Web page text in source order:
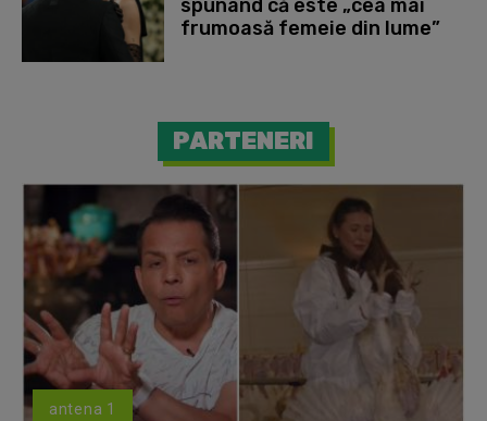
spunând că este „cea mai
frumoasă femeie din lume”
PARTENERI
antena 1